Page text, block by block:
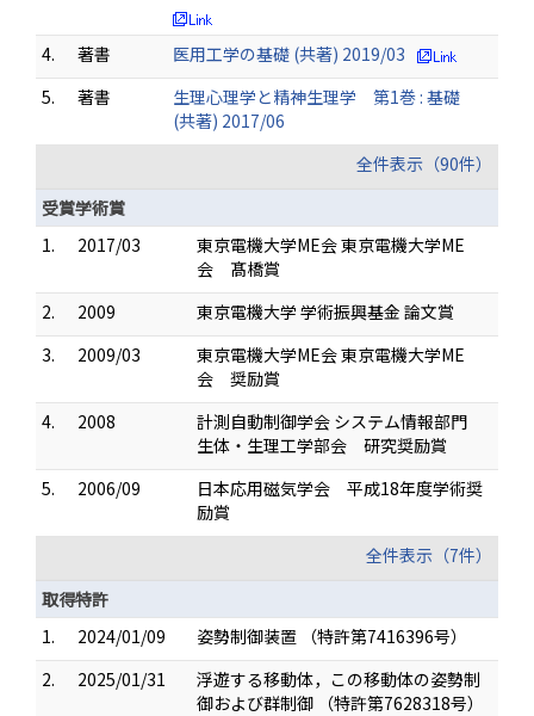
4. 著書
医用工学の基礎 (共著) 2019/03
5.
著書
生理心理学と精神生理学 第1巻 : 基礎
(共著) 2017/06
全件表示（90件）
受賞学術賞
1.
2017/03
東京電機大学ME会 東京電機大学ME
会 髙橋賞
2.
2009
東京電機大学 学術振興基金 論文賞
3.
2009/03
東京電機大学ME会 東京電機大学ME
会 奨励賞
4.
2008
計測自動制御学会 システム情報部門
生体・生理工学部会 研究奨励賞
5.
2006/09
日本応用磁気学会 平成18年度学術奨
励賞
全件表示（7件）
取得特許
1.
2024/01/09
姿勢制御装置 （特許第7416396号）
2.
2025/01/31
浮遊する移動体，この移動体の姿勢制
御および群制御 （特許第7628318号）